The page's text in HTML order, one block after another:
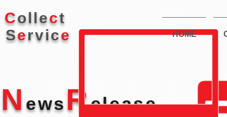
Collect
Service HOME
NewsRelease